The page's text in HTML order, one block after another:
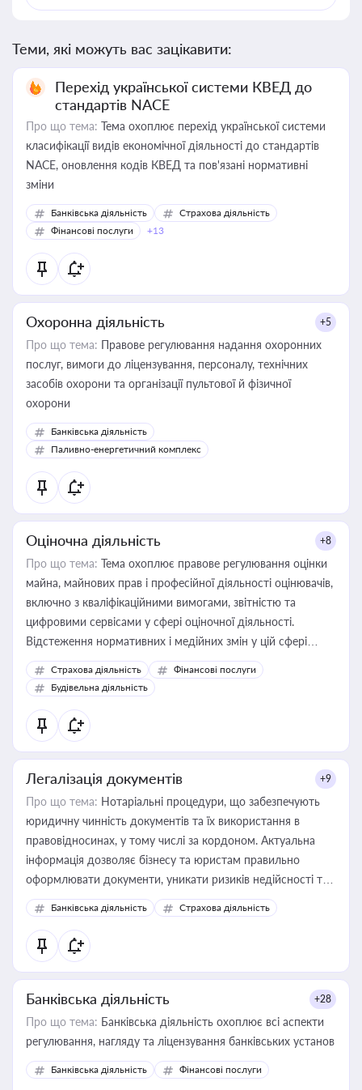
Теми, які можуть вас зацікавити:
Перехід української системи КВЕД до
стандартів NACE
Про що тема: Тема охоплює перехід української системи
класифікації видів економічної діяльності до стандартів
NACE, оновлення кодів КВЕД та пов'язані нормативні
зміни
Банківська діяльність
Страхова діяльність
Фінансові послуги
+13
Охоронна діяльність +5
Про що тема: Правове регулювання надання охоронних
послуг, вимоги до ліцензування, персоналу, технічних
засобів охорони та організації пультової й фізичної
охорони
Банківська діяльність
Паливно-енергетичний комплекс
Оціночна діяльність +8
Про що тема: Тема охоплює правове регулювання оцінки
майна, майнових прав і професійної діяльності оцінювачів,
включно з кваліфікаційними вимогами, звітністю та
цифровими сервісами у сфері оціночної діяльності.
Відстеження нормативних і медійних змін у цій сфері
корисне для власника бізнесу, керівника, юриста або
бухгалтера під час оподаткування, приватизації, оренди
державного майна, корпоративних угод і перевірки
статусу суб'єктів оціночної діяльності
Страхова діяльність
Фінансові послуги
Будівельна діяльність
Легалізація документів +9
Про що тема: Нотаріальні процедури, що забезпечують
юридичну чинність документів та їх використання в
правовідносинах, у тому числі за кордоном. Актуальна
інформація дозволяє бізнесу та юристам правильно
оформлювати документи, уникати ризиків недійсності та
забезпечувати їх належне прийняття органами влади та
контрагентами
Банківська діяльність Страхова діяльність
Банківська діяльність +28
Про що тема: Банківська діяльність охоплює всі аспекти
регулювання, нагляду та ліцензування банківських установ
Банківська діяльність Фінансові послуги